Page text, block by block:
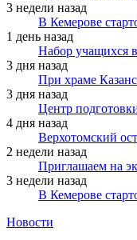
3 недели назад
В Кемерове
1 день назад
Набор учащихся
3 дня назад
При храме
3 дня назад
Центр
4 дня назад
Верхотомский
2 недели назад
Приглашаем на
3 недели назад
В Кемерове
Новости